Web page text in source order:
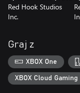
* 15 (a to jeszcze nie
* Rozbij obóz, aby
* Pozwól swoim
odpocząć w Oberży lub
stresem.
* Klasyczne elementy
jak nieodwracalna
Red Hook Studios
Inc.
Graj z
XBOX One
XBOX Cloud Gaming